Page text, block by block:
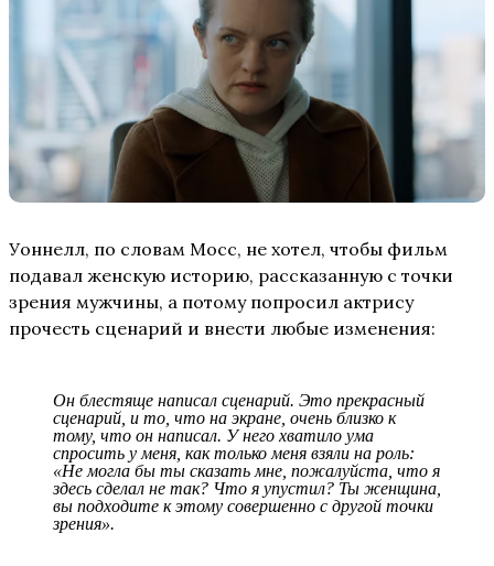
Уоннелл, по словам Мосс, не хотел, чтобы фильм
подавал женскую историю, рассказанную с точки
зрения мужчины, а потому попросил актрису
прочесть сценарий и внести любые изменения:
Он блестяще написал сценарий. Это прекрасный
сценарий, и то, что на экране, очень близко к
тому, что он написал. У него хватило ума
спросить у меня, как только меня взяли на роль:
«Не могла бы ты сказать мне, пожалуйста, что я
здесь сделал не так? Что я упустил? Ты женщина,
вы подходите к этому совершенно с другой точки
зрения».